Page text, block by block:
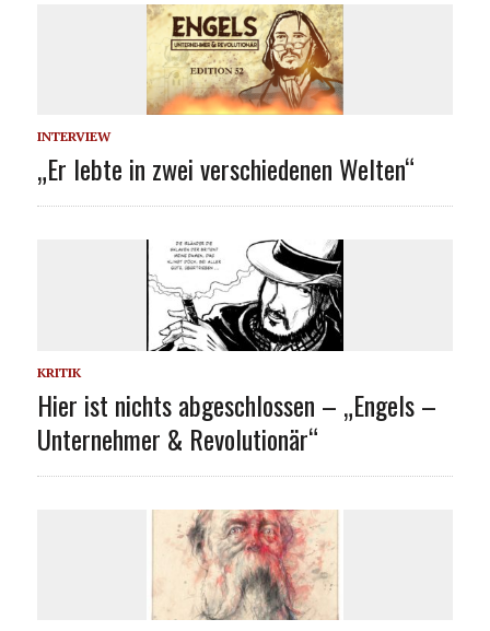
INTERVIEW
„Er lebte in zwei verschiedenen Welten“
KRITIK
Hier ist nichts abgeschlossen – „Engels –
Unternehmer & Revolutionär“